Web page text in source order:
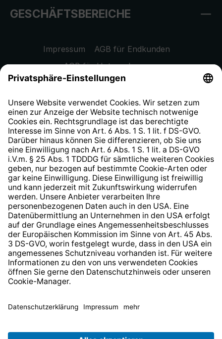
GESCHÄFTSBEREICHE
Impressum
AGB für Endkunden
AGB für Unternehmen
Datenschutzhinweis
Widerrufsrecht
Hinweisgeberschutzsystem
Barrierefreiheit
* Alle Preise inkl. gesetzl. Mehrwertsteuer zzgl.
anders angegeben.